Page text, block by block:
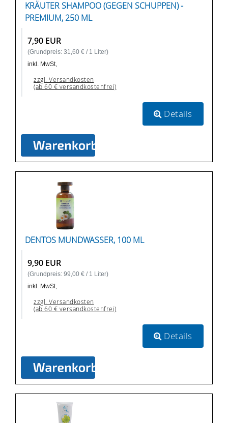
KRÄUTER SHAMPOO (GEGEN SCHUPPEN) -
PREMIUM, 250 ML
7,90 EUR
(Grundpreis: 31,60 € / 1 Liter)
inkl. MwSt,
zzgl. Versandkosten
(ab 60 € versandkostenfrei)
Details
DENTOS MUNDWASSER, 100 ML
9,90 EUR
(Grundpreis: 99,00 € / 1 Liter)
inkl. MwSt,
zzgl. Versandkosten
(ab 60 € versandkostenfrei)
Details